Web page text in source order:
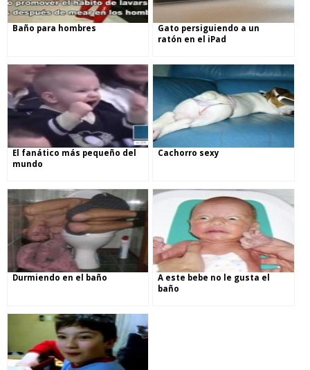
Baño para hombres
Gato persiguiendo a un
ratón en el iPad
El fanático más pequeño del
mundo
Cachorro sexy
Durmiendo en el baño
A este bebe no le gusta el
baño